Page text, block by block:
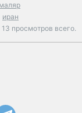
иран
13 просмотров всего.